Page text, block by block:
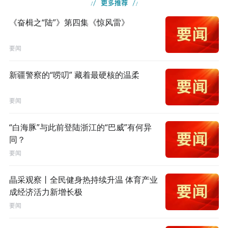
《奋楫之“陆”》第四集《惊风雷》
要闻
新疆警察的“唠叨” 藏着最硬核的温柔
要闻
“白海豚”与此前登陆浙江的“巴威”有何异
同？
要闻
晶采观察丨全民健身热持续升温 体育产业
成经济活力新增长极
要闻